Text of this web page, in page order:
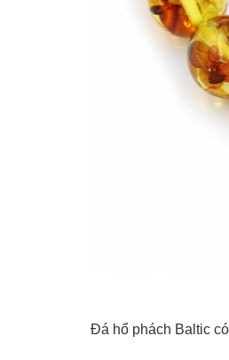
Đá hổ phách Baltic